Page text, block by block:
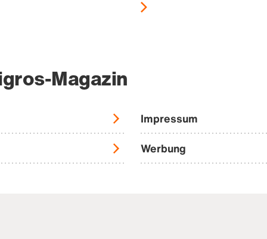
Magazin
Impressum
Werbung